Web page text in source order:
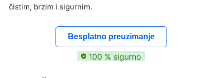
čistim, brzim i sigurnim.
Besplatno preuzimanje
100 % sigurno